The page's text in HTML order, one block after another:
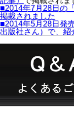
■2014年7月28日の
掲載されました
■2014年5月28日発
出版社さん）で、紹